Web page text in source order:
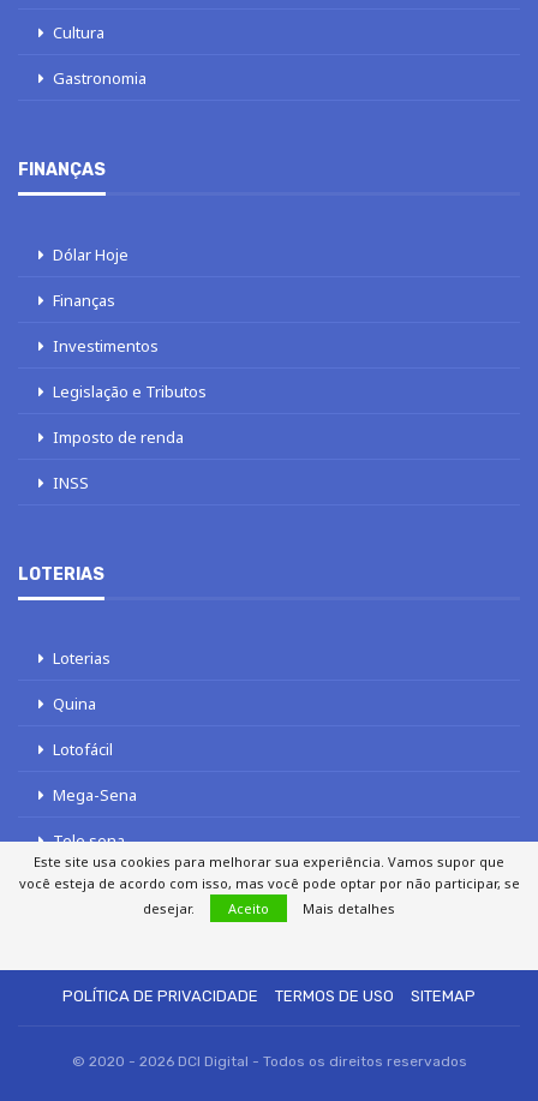
Cultura
Gastronomia
FINANÇAS
Dólar Hoje
Finanças
Investimentos
Legislação e Tributos
Imposto de renda
INSS
LOTERIAS
Loterias
Quina
Lotofácil
Mega-Sena
Tele sena
POLÍTICA DE PRIVACIDADE
TERMOS DE USO SITEMAP
© 2020 - 2026 DCI Digital - Todos os direitos reservados
Este site usa cookies para melhorar sua experiência. Vamos supor que
você esteja de acordo com isso, mas você pode optar por não participar, se
desejar.
Aceito Mais detalhes